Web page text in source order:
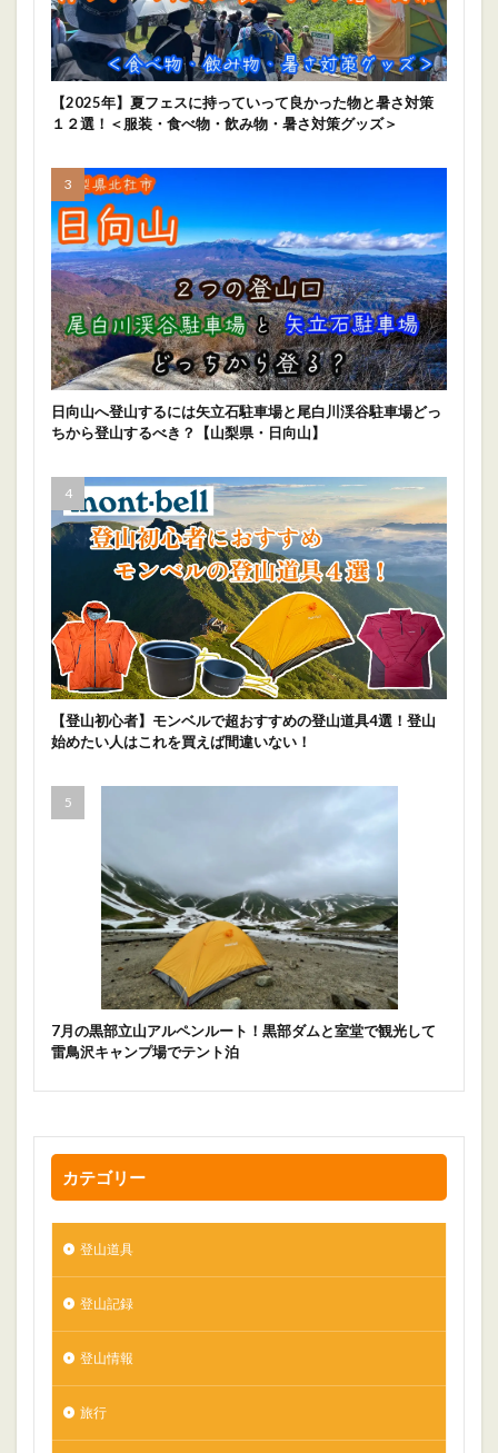
【2025年】夏フェスに持っていって良かった物と暑さ対策
１２選！＜服装・食べ物・飲み物・暑さ対策グッズ＞
日向山へ登山するには矢立石駐車場と尾白川渓谷駐車場どっ
ちから登山するべき？【山梨県・日向山】
【登山初心者】モンベルで超おすすめの登山道具4選！登山
始めたい人はこれを買えば間違いない！
7月の黒部立山アルペンルート！黒部ダムと室堂で観光して
雷鳥沢キャンプ場でテント泊
カテゴリー
登山道具
登山記録
登山情報
旅行